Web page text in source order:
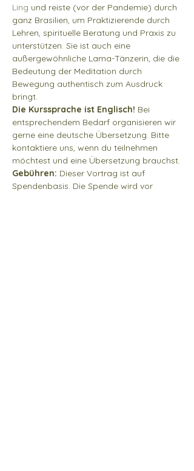
Ling und reiste (vor der Pandemie) durch
ganz Brasilien, um Praktizierende durch
Lehren, spirituelle Beratung und Praxis zu
unterstützen. Sie ist auch eine
außergewöhnliche Lama-Tänzerin, die die
Bedeutung der Meditation durch
Bewegung authentisch zum Ausdruck
bringt.
Die Kurssprache ist Englisch! Bei
entsprechendem Bedarf organisieren wir
gerne eine deutsche Übersetzung. Bitte
kontaktiere uns, wenn du teilnehmen
möchtest und eine Übersetzung brauchst.
Gebühren: Dieser Vortrag ist auf
Spendenbasis. Die Spende wird vor